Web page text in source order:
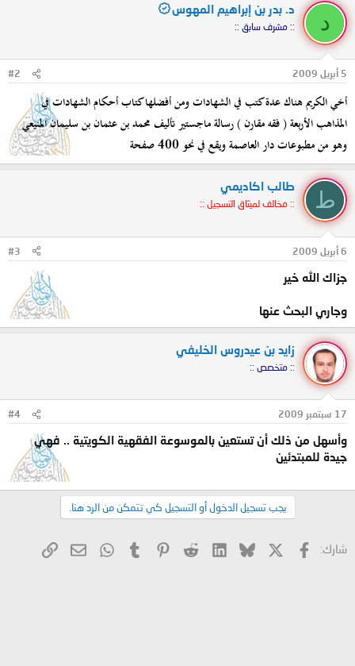
د
د. بدر بن إبراهيم المهوس
:: مشرف سابق ::
5 أبريل 2009 #2
أخي الكريم هناك عدة كتب في الشهادات ومن أفضلها كتاب أحكام الشهادات في
المذاهب الأربعة ( فقه مقارن ) رسالة ماجستير تأليف محمد بن عثمان بن سليمان المنيعي
وهو من مطبوعات دار العاصمة ويقع في نحو 400 صفحة
ط
طالب اكاديمي
:: مخالف لميثاق التسجيل ::
6 أبريل 2009 #3
جزاك الله خير
وجاري البحث عنها
زايد بن عيدروس الخليفي
:: متخصص ::
17 سبتمبر 2009 #4
وأسهل من ذلك أن تستعين بالموسوعة الفقهية الكويتية .. فهي
جيدة للمبتدئين
يجب تسجيل الدخول أو التسجيل كي تتمكن من الرد هنا.
شارك: فيسبوك Bluesky
LinkedIn
Reddit
Pinterest
Tumblr
WhatsApp
البريد